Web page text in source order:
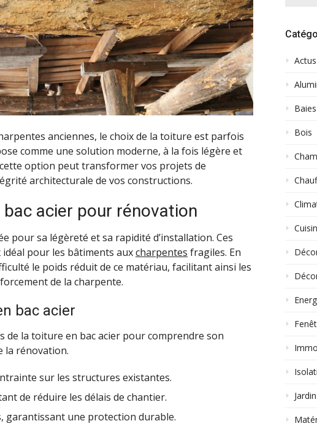
anciennes, le choix de la toiture est parfois
comme une solution moderne, à la fois légère et
option peut transformer vos projets de
architecturale de vos constructions.
acier pour rénovation
pour sa légèreté et sa rapidité d’installation. Ces
pour les bâtiments auxcharpentes fragiles. En
le poids réduit de ce matériau, facilitant ainsi les
de la charpente.
bac acier
de la toiture en bac acier pour comprendre son
la rénovation.
sur les structures existantes.
de réduire les délais de chantier.
garantissant une protection durable.
Actus
Bois
Jardin